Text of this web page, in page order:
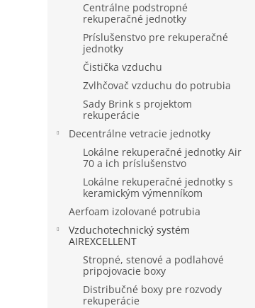
Centrálne podstropné
rekuperačné jednotky
Príslušenstvo pre rekuperačné
jednotky
Čistička vzduchu
Zvlhčovač vzduchu do potrubia
Sady Brink s projektom
rekuperácie
Decentrálne vetracie jednotky
Lokálne rekuperačné jednotky Air
70 a ich príslušenstvo
Lokálne rekuperačné jednotky s
keramickým výmenníkom
Aerfoam izolované potrubia
Vzduchotechnický systém
AIREXCELLENT
Stropné, stenové a podlahové
pripojovacie boxy
Distribučné boxy pre rozvody
rekuperácie